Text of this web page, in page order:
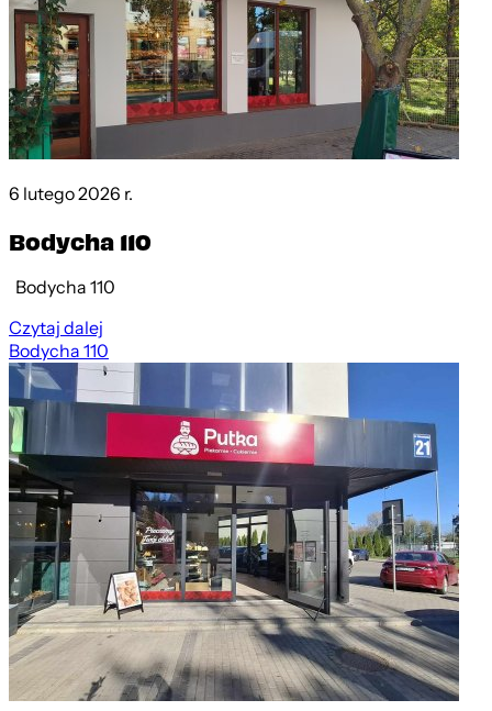
6 lutego 2026 r.
Bodycha 110
Bodycha 110
Czytaj dalej
Bodycha 110